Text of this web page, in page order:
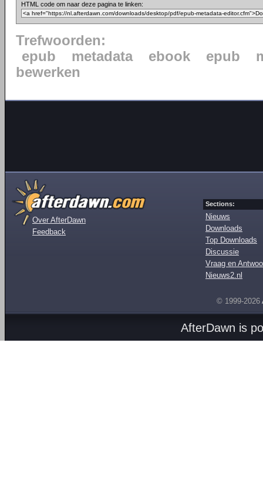
HTML code om naar deze pagina te linken:
Trefwoorden:
epub
metadata ebook epub
bewerken
Over AfterDawn
Feedback
Sections:
Nieuws
Downloads
Top Downloads
Discussie
Vraag en
Nieuws2.nl
© 1999-2026
AfterDawn is